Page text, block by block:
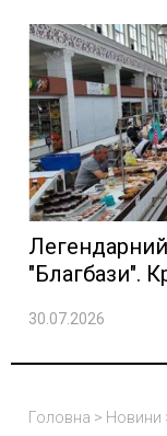
"Благбази".
30.07.2026
Головна > Новини